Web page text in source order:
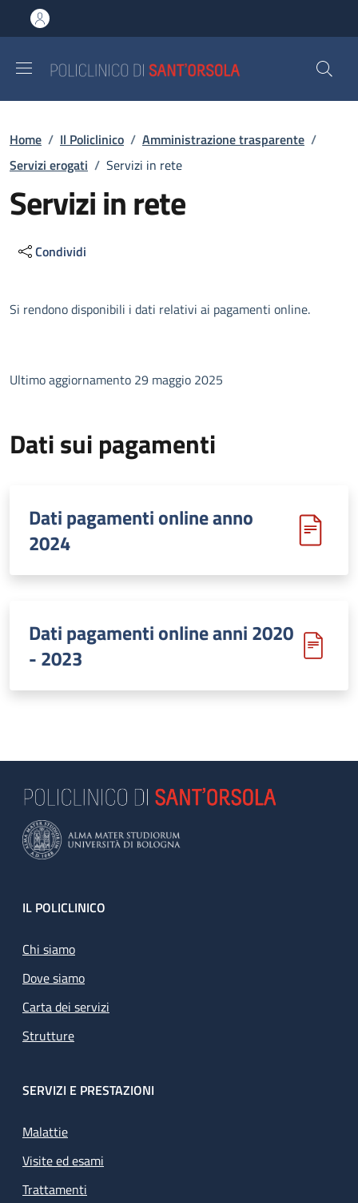
al contenuto principale
to footer content
Briciole di pane
Home / Il Policlinico / Amministrazione trasparente /
Servizi erogati / Servizi in rete
Servizi in rete
Condividi
Descrizione
Si rendono disponibili i dati relativi ai pagamenti online.
Ultimo aggiornamento 29 maggio 2025
Dati sui pagamenti
Dati pagamenti online anno
2024
Dati pagamenti online anni 2020
- 2023
Footer
IL POLICLINICO
Chi siamo
Dove siamo
Carta dei servizi
Strutture
SERVIZI E PRESTAZIONI
Malattie
Visite ed esami
Trattamenti